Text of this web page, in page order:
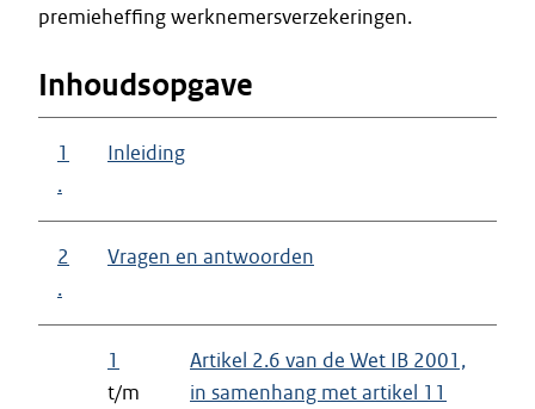
premieheffing werknemersverzekeringen.
Inhoudsopgave
1
.
Inleiding
2
.
Vragen en antwoorden
1
t/m
Artikel 2.6 van de Wet IB 2001,
in samenhang met artikel 11